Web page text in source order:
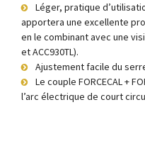
Léger, pratique
apportera une excellente
en le combinant avec une
et ACC930TL).
Ajustement facile du
Le couple FORCECAL +
l’arc électrique de court